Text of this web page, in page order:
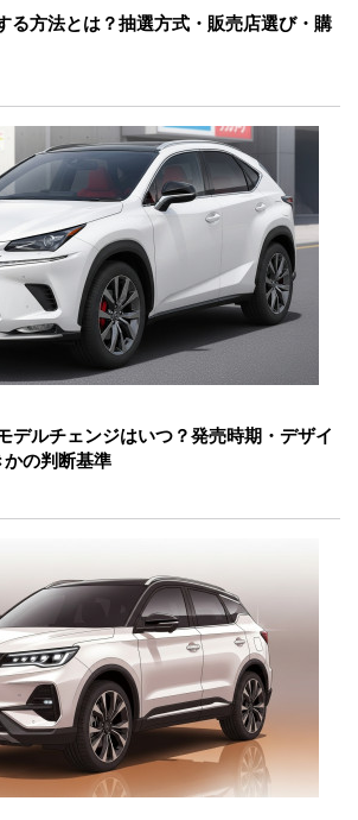
る方法とは？抽選方式・販売店選び・購
デルチェンジはいつ？発売時期・デザイ
の判断基準